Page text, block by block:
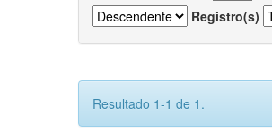
Registro(s)
Resultado 1-1 de 1.